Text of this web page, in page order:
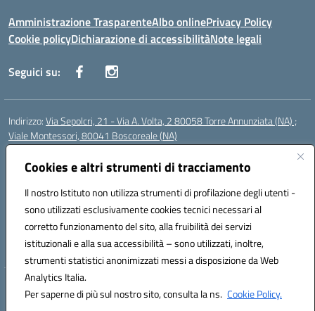
Cookies e altri strumenti di tracciamento
Il nostro Istituto non utilizza strumenti di profilazione degli utenti -
sono utilizzati esclusivamente cookies tecnici necessari al
corretto funzionamento del sito, alla fruibilità dei servizi
istituzionali e alla sua accessibilità – sono utilizzati, inoltre,
strumenti statistici anonimizzati messi a disposizione da Web
Analytics Italia.
Per saperne di più sul nostro sito, consulta la ns. Cookie Policy.
Amministrazione TrasparenteAlbo onlinePrivacy Policy
Cookie policyDichiarazione di accessibilitàNote legali
Seguici su:
Indirizzo:Via Sepolcri, 21 - Via A. Volta, 2 80058 Torre Annunziata (NA) ;
Viale Montessori, 80041 Boscoreale (NA)
Centralino:
Posta elettronica certificata (PEC):nais04100b@pec.istruzione.it
Codice fiscale: 82008750638
Codice meccanografico:NAIS04100B
Codice Indice delle Pubbliche Amministrazioni (IPA): istsc_nais04100b
Codice unico di fatturazione (CUF): UFELOU
Hosting & Powered by 3D Solution S.r.l.
Concept & Design by Designers Italia